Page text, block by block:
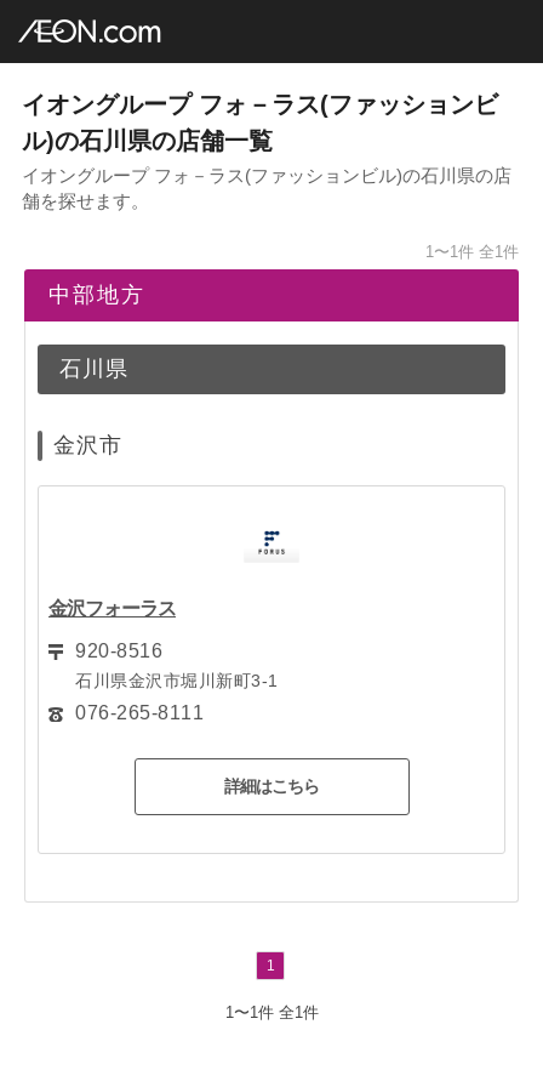
イオングループ店舗一覧
イオングループ フォ－ラス(ファッションビ
ル)の石川県の店舗一覧
イオングループ フォ－ラス(ファッションビル)の石川県の店
舗を探せます。
1〜1件 全1件
中部地方
石川県
金沢市
金沢フォーラス
920-8516
石川県金沢市堀川新町3-1
076-265-8111
詳細はこちら
1
1〜1件全1件